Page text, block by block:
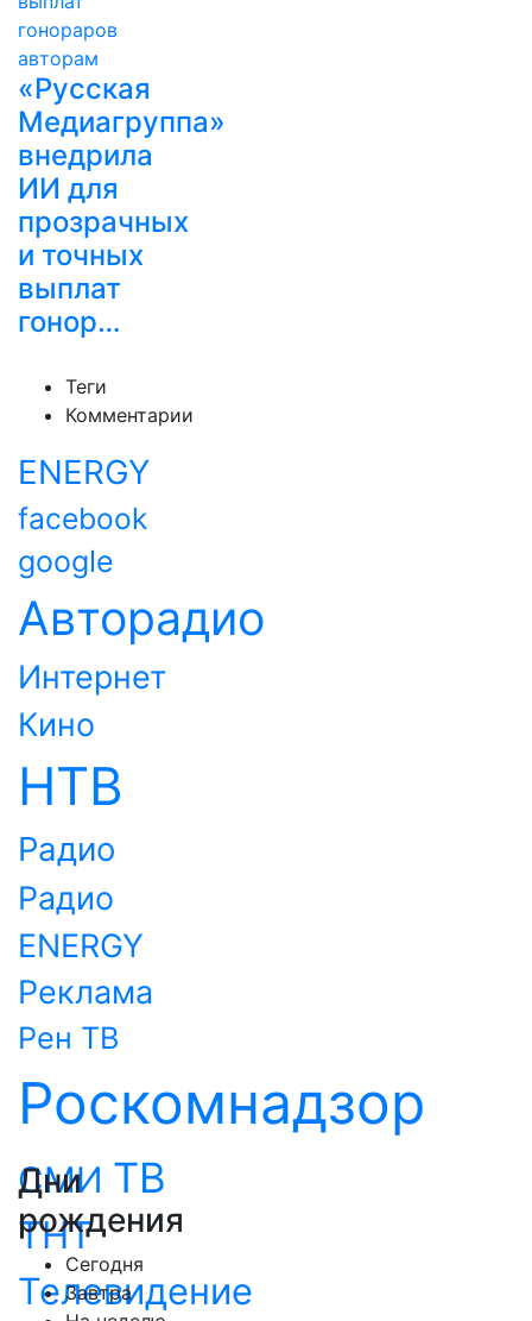
«Русская
Медиагруппа»
внедрила
ИИ для
прозрачных
и точных
выплат
гонор…
Теги
Комментарии
ENERGY
facebook
google
Авторадио
Интернет
Кино
НТВ
Радио
Радио
ENERGY
Реклама
Рен ТВ
Роскомнадзор
СМИ ТВ
ТНТ
Телевидение
Дни
рождения
Сегодня
Завтра